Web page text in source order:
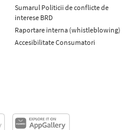
Sumarul Politicii de conflicte de
interese BRD
Raportare interna (whistleblowing)
Accesibilitate Consumatori